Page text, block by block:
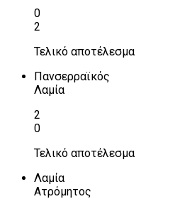
0
2
Τελικό αποτέλεσμα
Πανσερραϊκός
Λαμία
2
0
Τελικό αποτέλεσμα
Λαμία
Ατρόμητος